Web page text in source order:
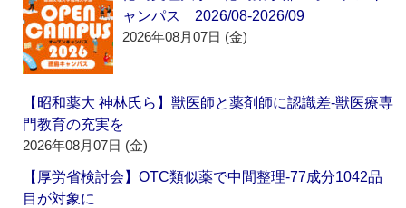
ャンパス 2026/08-2026/09
2026年08月07日 (金)
【昭和薬大 神林氏ら】獣医師と薬剤師に認識差‐獣医療専
門教育の充実を
2026年08月07日 (金)
【厚労省検討会】OTC類似薬で中間整理‐77成分1042品
目が対象に